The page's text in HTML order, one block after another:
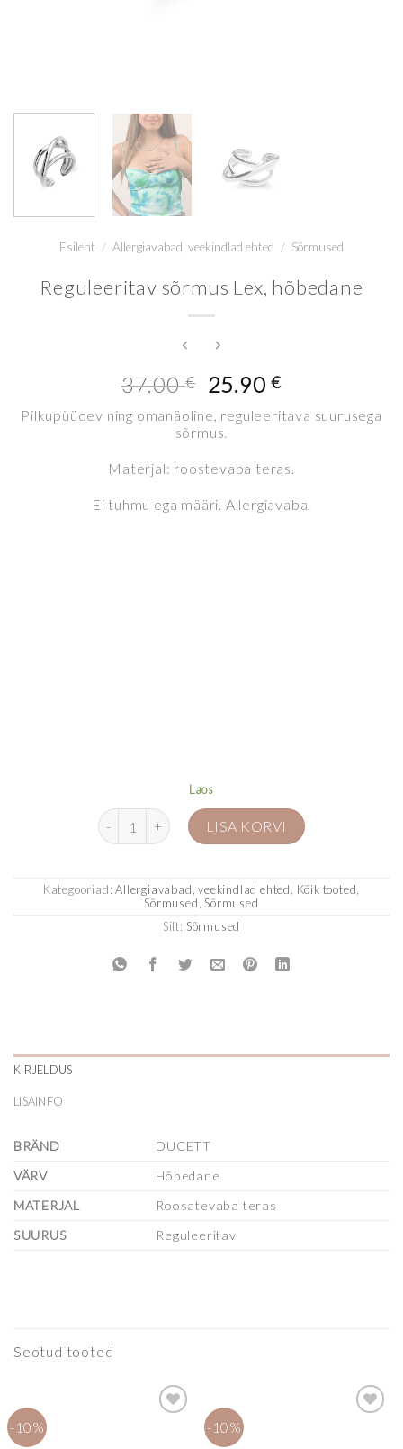
Esileht / Allergiavabad, veekindlad ehted / Sõrmused
Reguleeritav sõrmus Lex, hõbedane
37.00€
Algne
oli:
25.90€Current
price
is:
Pilkupüüdev ning omanäoline, reguleeritava suurusega
sõrmus.
Materjal: roostevaba teras.
Ei tuhmu ega määri. Allergiavaba.
Laos
Reguleeritav sõrmus Lex, hõbedane kogus
LISA KORVI
Kategooriad:Allergiavabad, veekindlad ehted Kõik tooted
Sõrmused Sõrmused
Silt: Sõrmused
KIRJELDUS
LISAINFO
BRÄND
DUCETT
VÄRV
Hõbedane
MATERJAL
Roosatevaba teras
SUURUS
Reguleeritav
Seotud tooted
-10% -10%